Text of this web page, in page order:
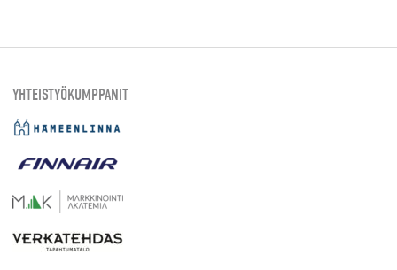
YHTEISTYÖKUMPPANIT